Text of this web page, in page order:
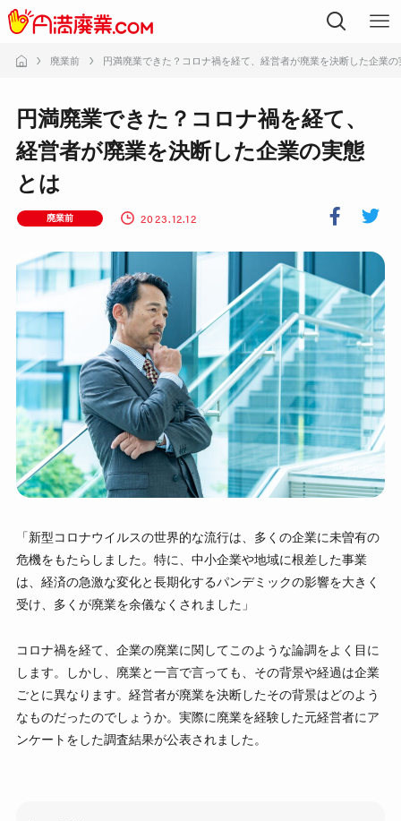
廃業前 円満廃業できた？コロナ禍を経て、経営者が廃業を決断した企業の
円満廃業できた？コロナ禍を経て、
経営者が廃業を決断した企業の実態
とは
廃業前 2023.12.12
「新型コロナウイルスの世界的な流行は、多くの企業に未曽有の
危機をもたらしました。特に、中小企業や地域に根差した事業
は、経済の急激な変化と長期化するパンデミックの影響を大きく
受け、多くが廃業を余儀なくされました」
コロナ禍を経て、企業の廃業に関してこのような論調をよく目に
します。しかし、廃業と一言で言っても、その背景や経過は企業
ごとに異なります。経営者が廃業を決断したその背景はどのよう
なものだったのでしょうか。実際に廃業を経験した元経営者にア
ンケートをした調査結果が公表されました。